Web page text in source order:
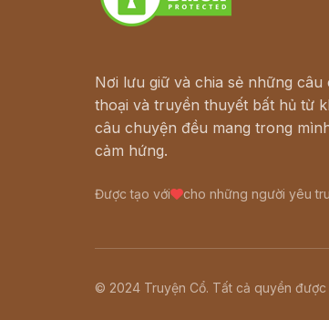
Nơi lưu giữ và chia sẻ những
thoại và truyền thuyết bất hủ từ
câu chuyện đều mang trong
cảm hứng.
Được tạo với cho những người yêu
© 2024 Truyện Cổ. Tất cả quyền được